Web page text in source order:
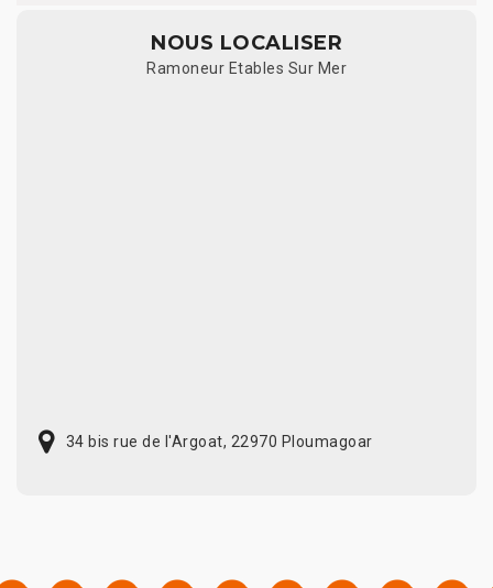
NOUS LOCALISER
Ramoneur Etables Sur Mer
34 bis rue de l'Argoat, 22970 Ploumagoar